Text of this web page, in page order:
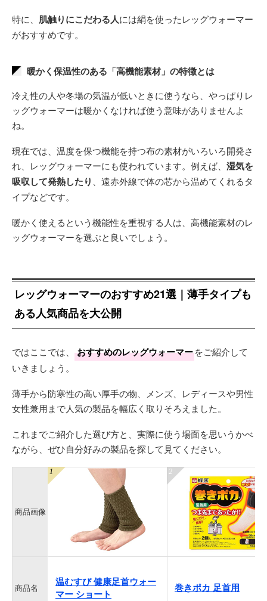
特に、 肌触りにこだわる人には絹を使ったレッグウォーマー
がおすすめです。
暖かく保温性のある「高機能素材」の特徴とは
冷え性の人や冬場の気温が低いときに使うなら、やっぱりレ
ッグウォーマーは暖かくなければ使う意味がありませんよ
ね。
現在では、温度を保つ機能を持つ布の素材がいろいろ開発さ
れ、レッグウォーマーにも使われています。例えば、 湿気を
吸収して発熱したり
、遠赤外線で体の芯から温めてくれるタ
イプなどです。
暖かく使えるという機能性を重視する人は、高機能素材のレ
ッグウォーマーを選ぶと良いでしょう。
レッグウォーマーのおすすめ21選｜薄手タイプも
ある人気商品を大公開
ではここでは、 おすすめのレッグウォーマーをご紹介して
いきましょう。
薄手から防寒性の高い厚手の物、メンズ、レディースや男性
女性兼用まで人気の製品を幅広く取りそろえました。
これまでご紹介した選び方と、実際に使う場面を思いうかべ
ながら、ぜひ自分好みの製品を探して見てください。
商品画像
商品名
温むすび 健康足首ウォー
マー ショート
巻きポカ 足首用